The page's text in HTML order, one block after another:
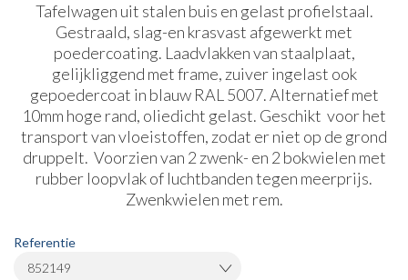
Tafelwagen uit stalen buis en gelast profielstaal.
Gestraald, slag-en krasvast afgewerkt met
poedercoating. Laadvlakken van staalplaat,
gelijkliggend met frame, zuiver ingelast ook
gepoedercoat in blauw RAL 5007. Alternatief met
10mm hoge rand, oliedicht gelast. Geschikt voor het
transport van vloeistoffen, zodat er niet op de grond
druppelt. Voorzien van 2 zwenk- en 2 bokwielen met
rubber loopvlak of luchtbanden tegen meerprijs.
Zwenkwielen met rem.
Referentie
852149